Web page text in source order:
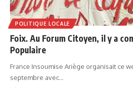
POLITIQUE LOCALE
Foix. Au Forum Citoyen, il y a
Populaire
France Insoumise Ariège organisait ce
septembre avec…